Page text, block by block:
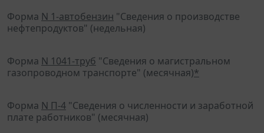
Форма N 1-автобензин "Сведения о производстве
нефтепродуктов" (недельная)
Форма N 1041-труб "Сведения о магистральном
газопроводном транспорте" (месячная)*
Форма N П-4 "Сведения о численности и заработной
плате работников" (месячная)